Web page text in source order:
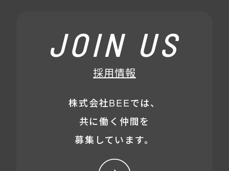
JOIN US
採用情報
株式会社BEEでは、
共に働く仲間を
募集しています。